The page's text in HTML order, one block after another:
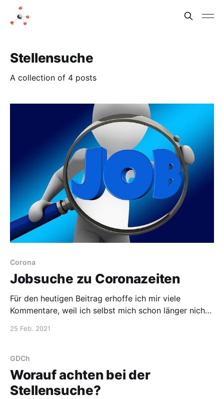
Stellensuche
A collection of 4 posts
Corona
Jobsuche zu Coronazeiten
Für den heutigen Beitrag erhoffe ich mir viele
Kommentare, weil ich selbst mich schon länger nicht
Euch wende ich mich mit meiner Frage: Wie gut läuft
25 Feb. 2021
GDCh
Worauf achten bei der
Stellensuche?